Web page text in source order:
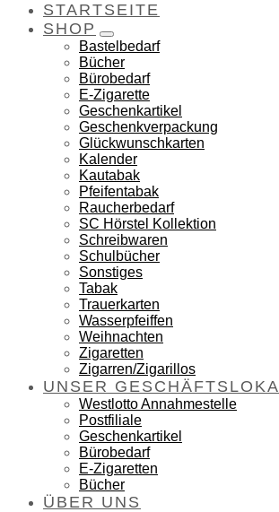
STARTSEITE
SHOP
Bastelbedarf
Bücher
Bürobedarf
E-Zigarette
Geschenkartikel
Geschenkverpackung
Glückwunschkarten
Kalender
Kautabak
Pfeifentabak
Raucherbedarf
SC Hörstel Kollektion
Schreibwaren
Schulbücher
Sonstiges
Tabak
Trauerkarten
Wasserpfeiffen
Weihnachten
Zigaretten
Zigarren/Zigarillos
UNSER
Westlotto Annahmestelle
Postfiliale
Geschenkartikel
Bürobedarf
E-Zigaretten
Bücher
ÜBER UNS